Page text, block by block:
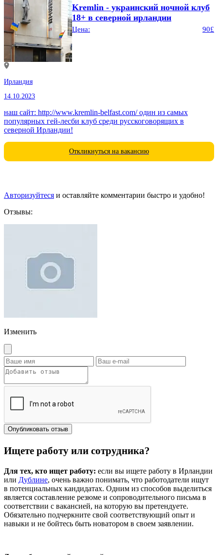
Kremlin - украинский ночной клуб
18+ в северной ирландии
Цена: 90£
Ирландия
14.10.2023
наш сайт: http://www.kremlin-belfast.com/ один из самых
популярных гей-лесби клуб среди русскоговорящих в
северной Ирландии!
Откликнуться на вакансию
Авторизуйтеся и оставляйте комментарии быстро и удобно!
Отзывы:
Изменить
Опубликовать отзыв
Ищете работу или сотрудника?
Для тех, кто ищет работу: если вы ищете работу в Ирландии
или Дублине, очень важно понимать, что работодатели ищут
в потенциальных кандидатах. Одним из способов выделиться
является составление резюме и сопроводительного письма в
соответствии с вакансией, на которую вы претендуете.
Обязательно подчеркните свой соответствующий опыт и
навыки и не бойтесь быть новатором в своем заявлении.